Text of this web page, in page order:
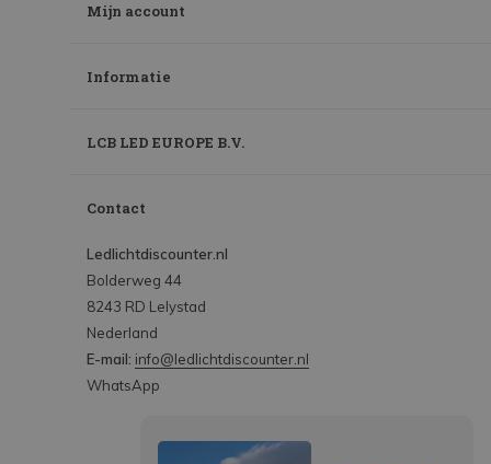
Mijn account
Informatie
LCB LED EUROPE B.V.
Contact
Ledlichtdiscounter.nl
Bolderweg 44
8243 RD Lelystad
Nederland
E-mail: info@ledlichtdiscounter.nl
WhatsApp